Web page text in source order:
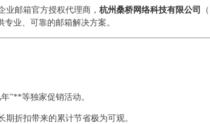
业邮箱官方授权代理商， 杭州桑桥网络科技有限公司
业、可靠的邮箱解决方案。
”**等独家促销活动。
折扣带来的累计节省极为可观。